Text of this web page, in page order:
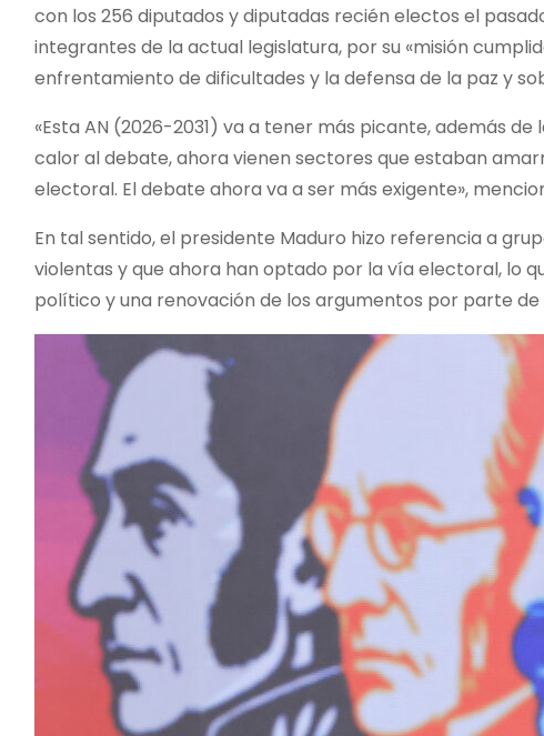
con los 256 diputados y diputadas recién electos el
integrantes de la actual legislatura, por su «misión
enfrentamiento de dificultades y la defensa de la paz y
«Esta AN (2026-2031) va a tener más picante, además
calor al debate, ahora vienen sectores que estaban
electoral. El debate ahora va a ser más exigente»,
En tal sentido, el presidente Maduro hizo referencia a
violentas y que ahora han optado por la vía electoral, lo
político y una renovación de los argumentos por parte